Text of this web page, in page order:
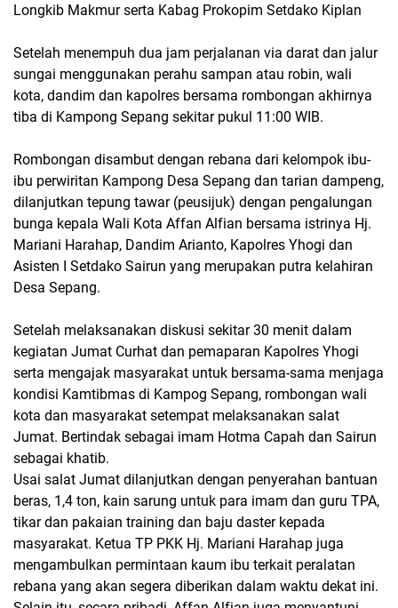
Longkib Makmur serta Kabag Prokopim Setdako Kiplan
Setelah menempuh dua jam perjalanan via darat dan jalur
sungai menggunakan perahu sampan atau robin, wali
kota, dandim dan kapolres bersama rombongan akhirnya
tiba di Kampong Sepang sekitar pukul 11:00 WIB.
Rombongan disambut dengan rebana dari kelompok ibu-
ibu perwiritan Kampong Desa Sepang dan tarian dampeng,
dilanjutkan tepung tawar (peusijuk) dengan pengalungan
bunga kepala Wali Kota Affan Alfian bersama istrinya Hj.
Mariani Harahap, Dandim Arianto, Kapolres Yhogi dan
Asisten I Setdako Sairun yang merupakan putra kelahiran
Desa Sepang.
Setelah melaksanakan diskusi sekitar 30 menit dalam
kegiatan Jumat Curhat dan pemaparan Kapolres Yhogi
serta mengajak masyarakat untuk bersama-sama menjaga
kondisi Kamtibmas di Kampog Sepang, rombongan wali
kota dan masyarakat setempat melaksanakan salat
Jumat. Bertindak sebagai imam Hotma Capah dan Sairun
sebagai khatib.
Usai salat Jumat dilanjutkan dengan penyerahan bantuan
beras, 1,4 ton, kain sarung untuk para imam dan guru TPA,
tikar dan pakaian training dan baju daster kepada
masyarakat. Ketua TP PKK Hj. Mariani Harahap juga
mengambulkan permintaan kaum ibu terkait peralatan
rebana yang akan segera diberikan dalam waktu dekat ini.